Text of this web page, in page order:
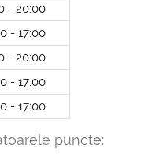
- 20:00
- 17:00
- 20:00
- 17:00
- 17:00
puncte: